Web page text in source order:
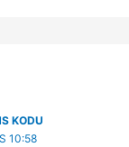
KODU
10:58